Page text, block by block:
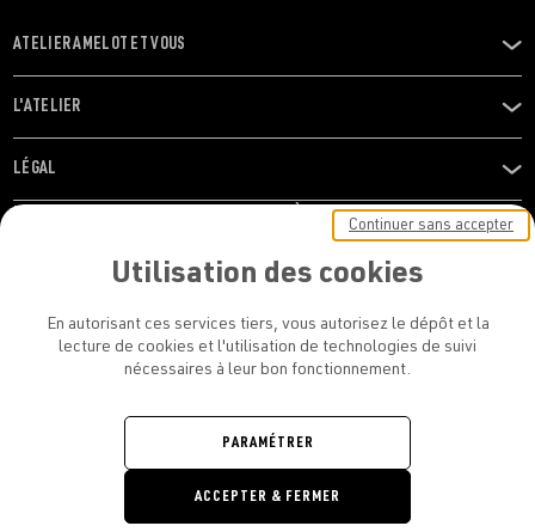
OUVRIR
LE
MENU
ATELIER AMELOT ET VOUS
OUVRIR
LE
MENU
L'ATELIER
OUVRIR
LE
LÉGAL
RESTONS EN CONTACT ! ABONNEZ-VOUS À NOTRE
conditions d’utilisation de l’Atelier Amelot
ATELIER AMELOT - TOUS DROITS
Retrouvez
Retrouvez
Utilisation des cookies
En autorisant ces services tiers, vous autorisez le dépôt et la
lecture de cookies et l'utilisation de technologies de suivi
nécessaires à leur bon fonctionnement.
Continuer sans accepter
PARAMÉTRER
ACCEPTER & FERMER